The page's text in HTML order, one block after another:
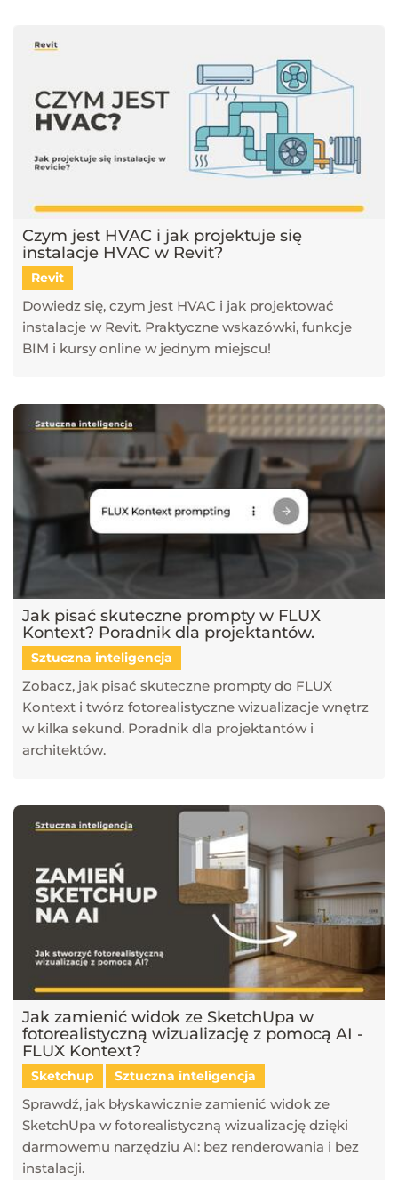
Czym jest HVAC i jak projektuje się
instalacje HVAC w Revit?
Revit
Dowiedz się, czym jest HVAC i jak projektować
instalacje w Revit. Praktyczne wskazówki, funkcje
BIM i kursy online w jednym miejscu!
Jak pisać skuteczne prompty w FLUX
Kontext? Poradnik dla projektantów.
Sztuczna inteligencja
Zobacz, jak pisać skuteczne prompty do FLUX
Kontext i twórz fotorealistyczne wizualizacje wnętrz
w kilka sekund. Poradnik dla projektantów i
architektów.
Jak zamienić widok ze SketchUpa w
fotorealistyczną wizualizację z pomocą AI -
FLUX Kontext?
Sketchup Sztuczna inteligencja
Sprawdź, jak błyskawicznie zamienić widok ze
SketchUpa w fotorealistyczną wizualizację dzięki
darmowemu narzędziu AI: bez renderowania i bez
instalacji.